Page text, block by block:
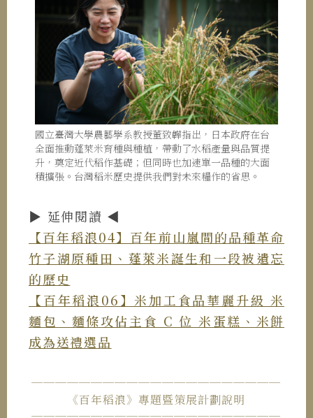
國立臺灣大學農藝學系教授董致韡指出，日本政府在台
全面推動蓬萊米育種與種植，帶動了水稻產量與品質提
升，奠定近代稻作基礎；但同時也加速單一品種的大面
積擴張。台灣稻米歷史提供我們對未來糧作的省思。
▶︎ 延伸閱讀 ◀︎
【百年稻浪04】百年前山嵐間的品種革命
竹子湖原種田、蓬萊米誕生和一段被遺忘
的歷史
【百年稻浪06】米加工食品華麗升級 米
麵包、麵條攻佔主食 C 位 米蛋糕、米餅
成為送禮選品
─────────────────────
《百年稻浪》專題暨策展計劃說明